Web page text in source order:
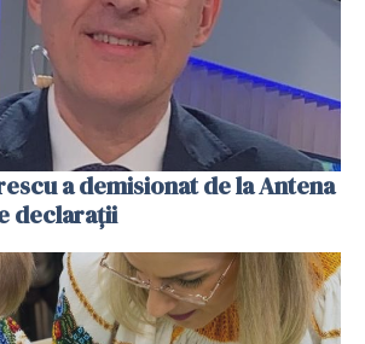
a demisionat de la Antena
declarații